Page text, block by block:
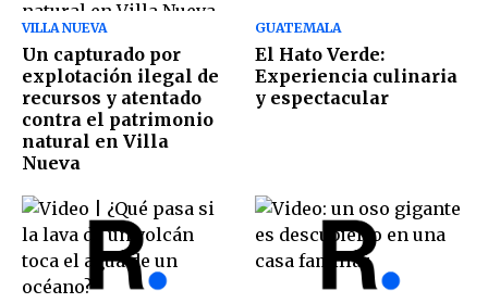
VILLA NUEVA
Un capturado por
explotación ilegal de
recursos y atentado
contra el patrimonio
natural en Villa
Nueva
GUATEMALA
El Hato Verde:
Experiencia culinaria
y espectacular